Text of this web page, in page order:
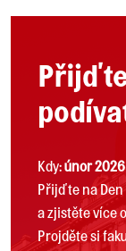
Kdy:únor 2026
Přijďte na Den
a zjistěte více
Projděte si